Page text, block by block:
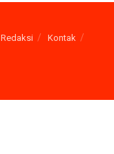
Redaksi
Kontak